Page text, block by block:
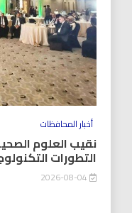
أخبار المحافظات
نقيب العلوم
التطورات